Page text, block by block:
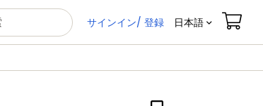
サインイン/ 登録 日本語